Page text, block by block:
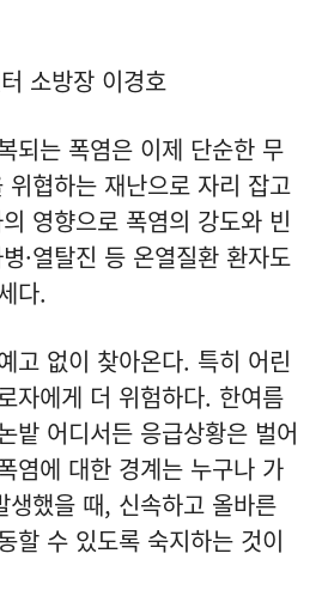
소방장 이경호
되는 폭염은 이제 단순한 무
위협하는 재난으로 자리 잡고
영향으로 폭염의 강도와 빈
·열탈진 등 온열질환 환자도
다.
고 없이 찾아온다. 특히 어린
자에게 더 위험하다. 한여름
밭 어디서든 응급상황은 벌어
염에 대한 경계는 누구나 가
생했을 때, 신속하고 올바른
할 수 있도록 숙지하는 것이